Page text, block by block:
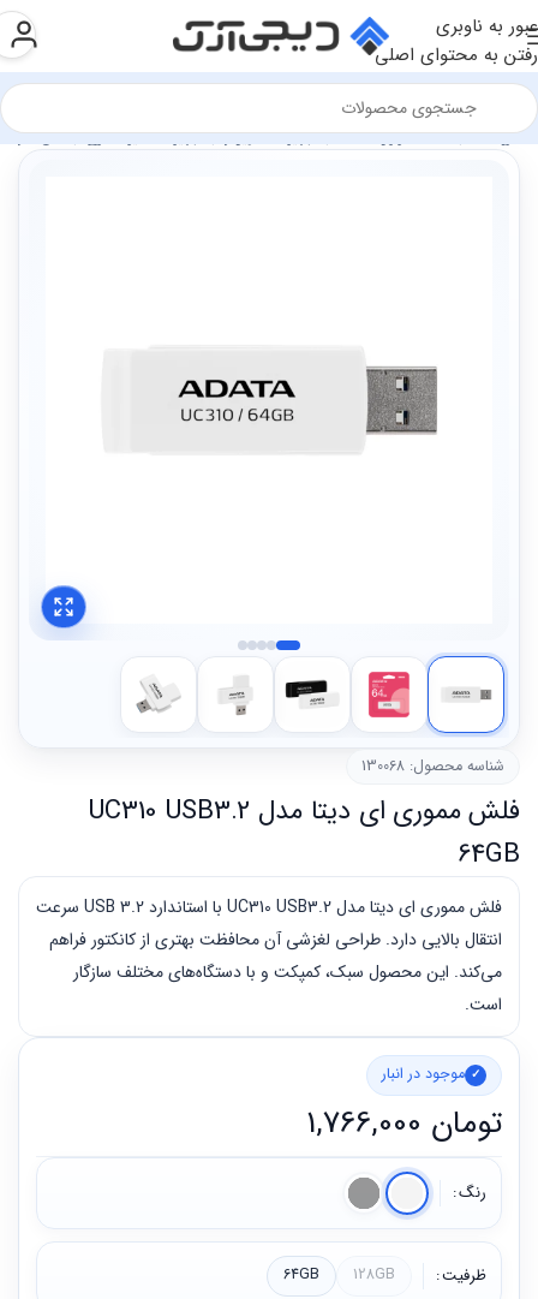
عبور به ناوبری
رفتن به محتوای اصلی
فروشگاه سخت افزار و قطعات تجهیزات کامپیوتر تجهیزات ذخیره سازی فلش مموری
شناسه محصول: 130068
فلش مموری ای دیتا مدل UC310 USB3.2
64GB
فلش مموری ای دیتا مدل UC310 USB3.2 با استاندارد USB 3.2 سرعت
انتقال بالایی دارد. طراحی لغزشی آن محافظت بهتری از کانکتور فراهم
می‌کند. این محصول سبک، کمپکت و با دستگاه‌های مختلف سازگار
است.
تومان
موجود در انبار
رنگ
ظرفیت 128GB
64GB